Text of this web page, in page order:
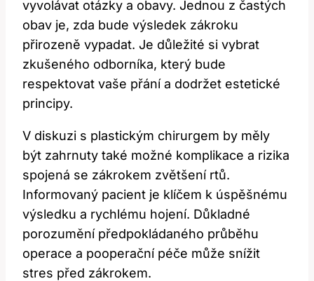
vyvolávat otázky a obavy. Jednou z častých
obav je, zda bude výsledek zákroku
přirozeně vypadat. Je důležité si ⁢vybrat
zkušeného odborníka, který⁣ bude
respektovat vaše přání a dodržet ⁢estetické
principy.
V diskuzi s plastickým chirurgem by měly
být ‍zahrnuty také možné komplikace ⁢a rizika
spojená se zákrokem zvětšení rtů.
Informovaný ‌pacient je⁤ klíčem⁣ k úspěšnému
výsledku a rychlému hojení. Důkladné
porozumění‍ předpokládaného průběhu
operace a pooperační péče může snížit
stres před zákrokem.